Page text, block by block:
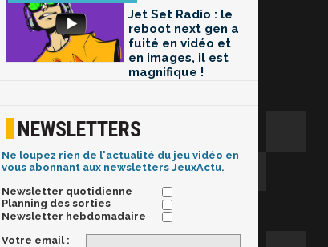
Jet Set Radio : le
reboot next gen a
fuité en vidéo et
en images, il est
magnifique !
NEWSLETTERS
Ne loupez rien de l'actualité du jeu vidéo en
vous abonnant aux newsletters JeuxActu.
Newsletter quotidienne
Planning des sorties
Newsletter hebdomadaire
Votre email :